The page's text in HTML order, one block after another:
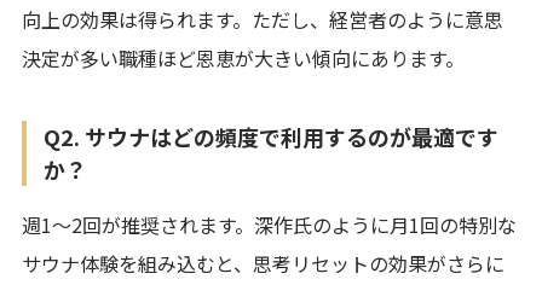
向上の効果は得られます。ただし、経営者のように意思
決定が多い職種ほど恩恵が大きい傾向にあります。
Q2. サウナはどの頻度で利用するのが最適です
か？
週1～2回が推奨されます。深作氏のように月1回の特別な
サウナ体験を組み込むと、思考リセットの効果がさらに